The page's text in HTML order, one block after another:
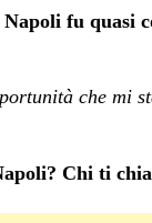
fu quasi
che mi
Chi ti